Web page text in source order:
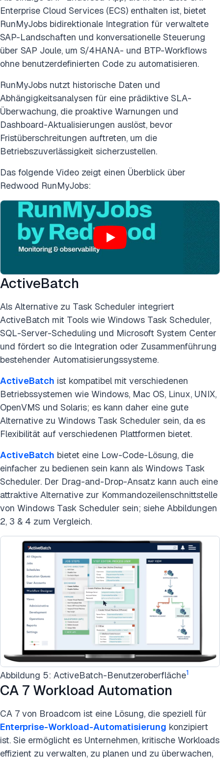
Enterprise Cloud Services (ECS) enthalten ist, bietet
RunMyJobs bidirektionale Integration für verwaltete
SAP-Landschaften und konversationelle Steuerung
über SAP Joule, um S/4HANA- und BTP-Workflows
ohne benutzerdefinierten Code zu automatisieren.
RunMyJobs nutzt historische Daten und
Abhängigkeitsanalysen für eine prädiktive SLA-
Überwachung, die proaktive Warnungen und
Dashboard-Aktualisierungen auslöst, bevor
Fristüberschreitungen auftreten, um die
Betriebszuverlässigkeit sicherzustellen.
Das folgende Video zeigt einen Überblick über
Redwood RunMyJobs:
ActiveBatch
Als Alternative zu Task Scheduler integriert
ActiveBatch mit Tools wie Windows Task Scheduler,
SQL-Server-Scheduling und Microsoft System Center
und fördert so die Integration oder Zusammenführung
bestehender Automatisierungssysteme.
ActiveBatch ist kompatibel mit verschiedenen
Betriebssystemen wie Windows, Mac OS, Linux, UNIX,
OpenVMS und Solaris; es kann daher eine gute
Alternative zu Windows Task Scheduler sein, da es
Flexibilität auf verschiedenen Plattformen bietet.
ActiveBatch bietet eine Low-Code-Lösung, die
einfacher zu bedienen sein kann als Windows Task
Scheduler. Der Drag-and-Drop-Ansatz kann auch eine
attraktive Alternative zur Kommandozeilenschnittstelle
von Windows Task Scheduler sein; siehe Abbildungen
2, 3 & 4 zum Vergleich.
Abbildung 5: ActiveBatch-Benutzeroberfläche1
CA 7 Workload Automation
CA 7 von Broadcom ist eine Lösung, die speziell für
Enterprise-Workload-Automatisierung konzipiert
ist. Sie ermöglicht es Unternehmen, kritische Workloads
effizient zu verwalten, zu planen und zu überwachen,